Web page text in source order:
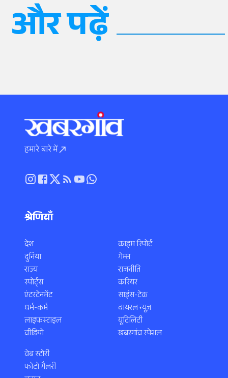
और पढ़ें
हमारे बारे में
श्रेणियाँ
देश
दुनिया
राज्य
स्पोर्ट्स
एंटरटेनमेंट
धर्म-कर्म
लाइफस्टाइल
वीडियो
क्राइम रिपोर्ट
गेम्स
राजनीति
करियर
साइंस-टेक
वायरल न्यूज़
यूटिलिटी
खबरगांव स्पेशल
वेब स्टोरी
फोटो गैलरी